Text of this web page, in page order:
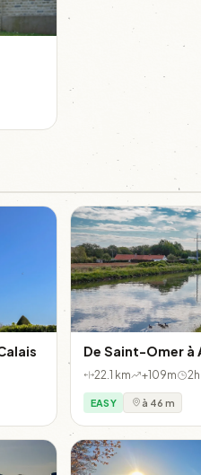
De Saint-Omer
22.1 km +109m
EASY à 46 m